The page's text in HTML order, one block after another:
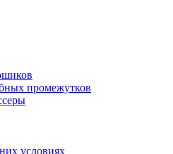
промежутков
условиях